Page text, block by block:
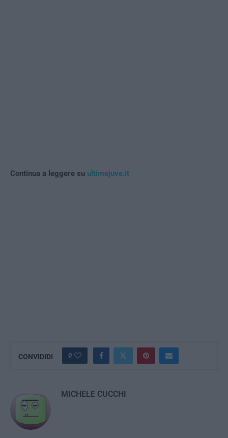
Continua a leggere su ultimejuve.it
CONVIDIDI 0
MICHELE CUCCHI